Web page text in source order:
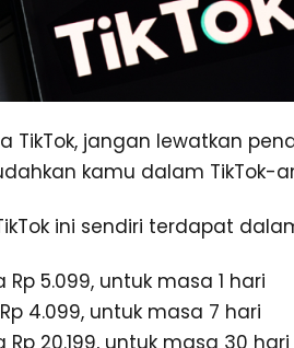
TikTok, jangan lewatkan
kamu dalam TikTok-
ini sendiri terdapat
Rp 5.099, untuk masa 1 hari
4.099, untuk masa 7 hari